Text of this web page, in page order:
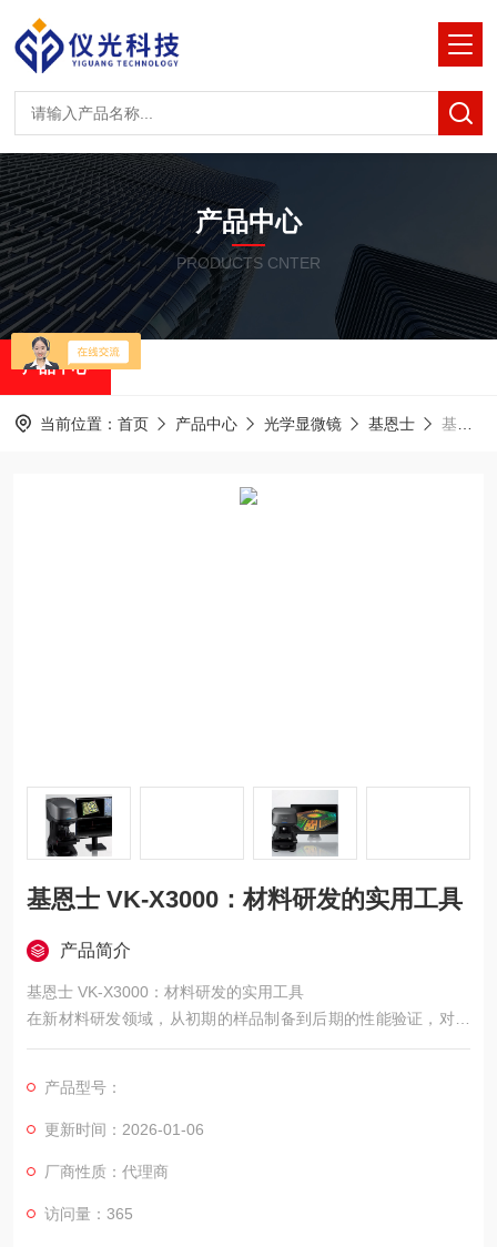
产品中心
PRODUCTS CNTER
产品中心
当前位置： 首页 产品中心 光学显微镜 基恩士 基恩士 VK-X3000：材料研发的实用工具
基恩士 VK-X3000：材料研发的实用工具
产品简介
基恩士 VK-X3000：材料研发的实用工具
在新材料研发领域，从初期的样品制备到后期的性能验证，对材
料微观结构的精准把控贯穿始终。基恩士 VK-X3000 激光共聚焦
现，成为材料研发过程中的实用工具，为研发人员提供从微观观
测到数据支撑的全流程助力。
产品型号：
更新时间：2026-01-06
厂商性质：代理商
访问量：365